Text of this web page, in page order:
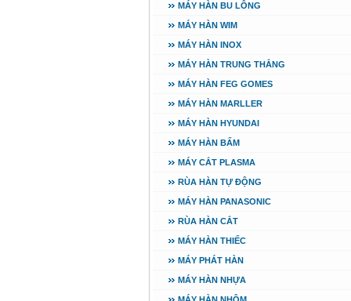
MÁY HÀN BU LÔNG
MÁY HÀN WIM
MÁY HÀN INOX
MÁY HÀN TRUNG THẮNG
MÁY HÀN FEG GOMES
MÁY HÀN MARLLER
MÁY HÀN HYUNDAI
MÁY HÀN BẤM
MÁY CẮT PLASMA
RÙA HÀN TỰ ĐỘNG
MÁY HÀN PANASONIC
RÙA HÀN CẮT
MÁY HÀN THIẾC
MÁY PHÁT HÀN
MÁY HÀN NHỰA